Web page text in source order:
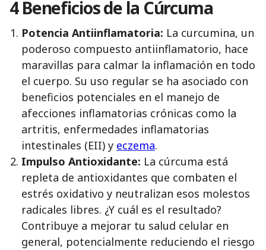
4 Beneficios de la Cúrcuma
Potencia Antiinflamatoria: La curcumina, un
poderoso compuesto antiinflamatorio, hace
maravillas para calmar la inflamación en todo
el cuerpo. Su uso regular se ha asociado con
beneficios potenciales en el manejo de
afecciones inflamatorias crónicas como la
artritis, enfermedades inflamatorias
intestinales (EII) y eczema.
Impulso Antioxidante: La cúrcuma está
repleta de antioxidantes que combaten el
estrés oxidativo y neutralizan esos molestos
radicales libres. ¿Y cuál es el resultado?
Contribuye a mejorar tu salud celular en
general, potencialmente reduciendo el riesgo